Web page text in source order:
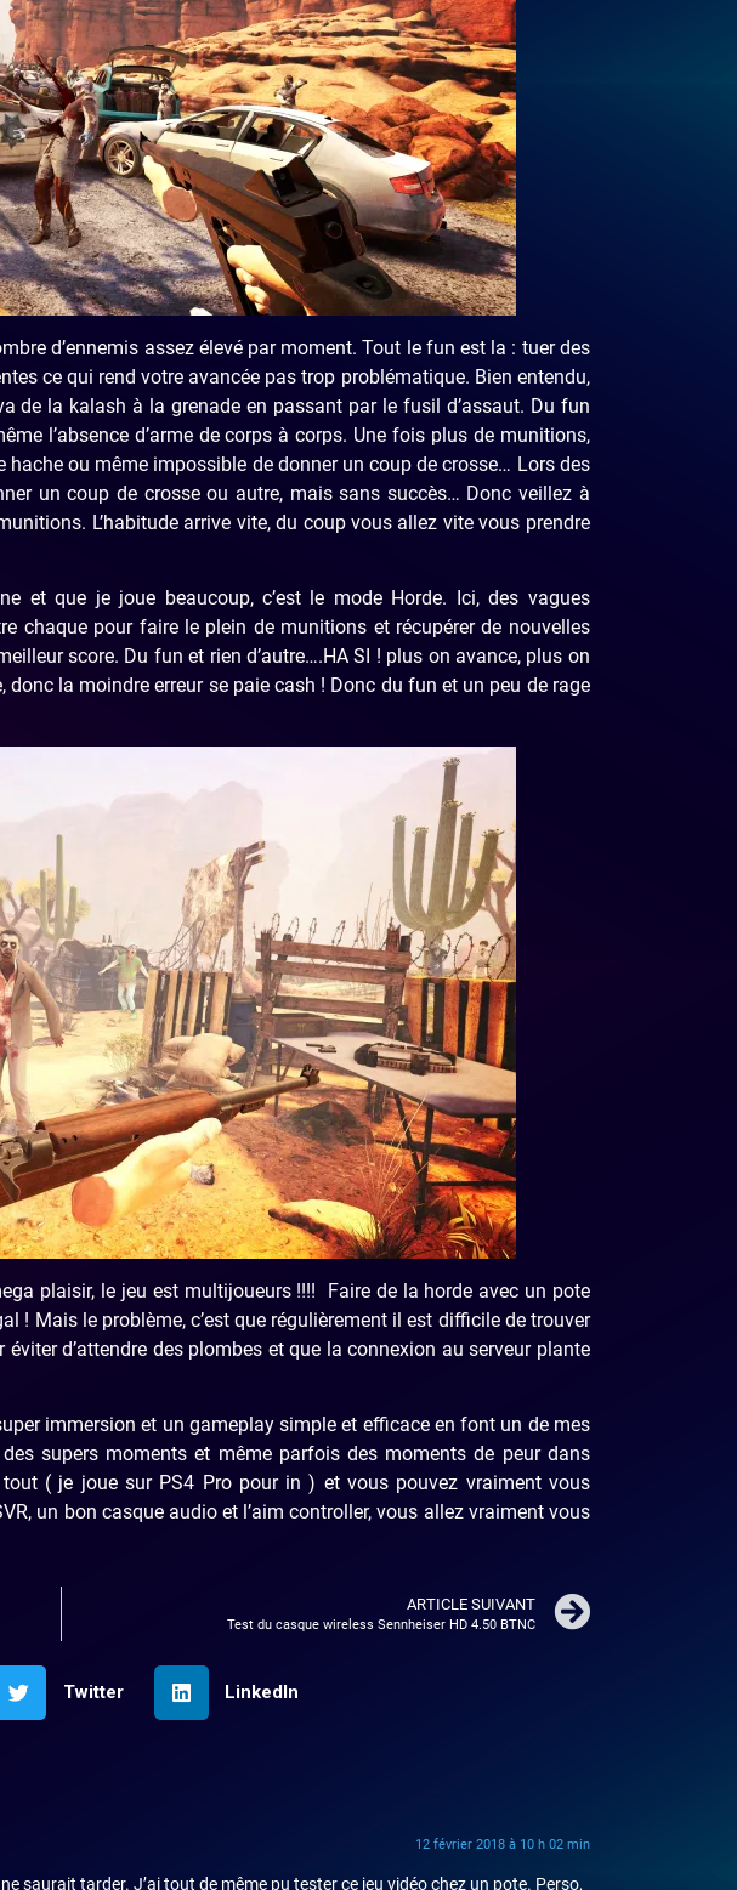
d’ennemis assez élevé par moment. Tout le fun est la : tuer des
ce qui rend votre avancée pas trop problématique. Bien entendu,
de la kalash à la grenade en passant par le fusil d’assaut. Du fun
l’absence d’arme de corps à corps. Une fois plus de munitions,
hache ou même impossible de donner un coup de crosse… Lors des
un coup de crosse ou autre, mais sans succès… Donc veillez à
L’habitude arrive vite, du coup vous allez vite vous prendre
et que je joue beaucoup, c’est le mode Horde. Ici, des vagues
chaque pour faire le plein de munitions et récupérer de nouvelles
score. Du fun et rien d’autre….HA SI ! plus on avance, plus on
la moindre erreur se paie cash ! Donc du fun et un peu de rage
plaisir, le jeu est multijoueurs !!!! Faire de la horde avec un pote
! Mais le problème, c’est que régulièrement il est difficile de trouver
d’attendre des plombes et que la connexion au serveur plante
immersion et un gameplay simple et efficace en font un de mes
supers moments et même parfois des moments de peur dans
( je joue sur PS4 Pro pour in ) et vous pouvez vraiment vous
un bon casque audio et l’aim controller, vous allez vraiment vous
ARTICLE SUIVANT
Test du casque wireless Sennheiser HD 4.50 BTNC
Twitter LinkedIn
12 février 2018 à 10 h 02 min
saurait tarder. J’ai tout de même pu tester ce jeu vidéo chez un pote. Perso,